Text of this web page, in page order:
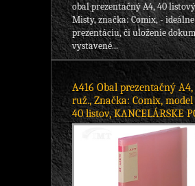
obal prezentačný A4, 40
Misty, značka: Comix, -
prezentáciu, či uloženie
vystavené...
A416 Obal prezentačný
ruž., Značka: Comix,
40 listov, KANCELÁRSKE